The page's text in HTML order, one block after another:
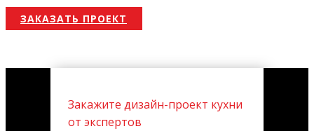
ЗАКАЗАТЬ ПРОЕКТ
Закажите дизайн-проект кухни
от экспертов